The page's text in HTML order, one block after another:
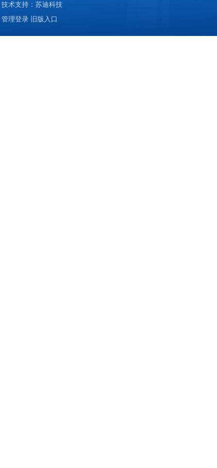
技术支持：苏迪科技
管理登录 旧版入口